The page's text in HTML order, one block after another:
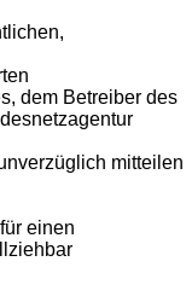
dem Betreiber des
mitteilen
einen